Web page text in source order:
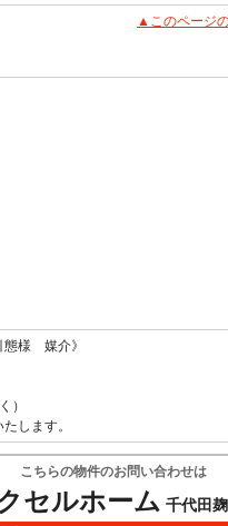
▲このページ
媒介》
）
します。
こちらの物件のお問い合わせは
セルホーム 千代田